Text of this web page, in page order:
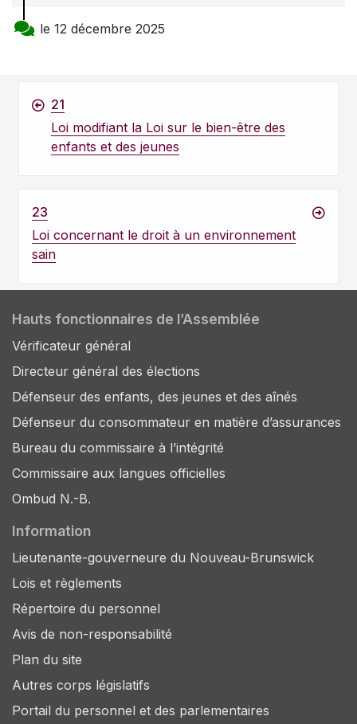
le 12 décembre 2025
21
Loi modifiant la Loi sur le bien-être des
enfants et des jeunes
23
Loi concernant le droit à un environnement
sain
Hauts fonctionnaires de l’Assemblée
Vérificateur général
Directeur général des élections
Défenseur des enfants, des jeunes et des aînés
Défenseur du consommateur en matière d’assurances
Bureau du commissaire à l’intégrité
Commissaire aux langues officielles
Ombud N.-B.
Information
Lieutenante-gouverneure du Nouveau-Brunswick
Lois et règlements
Répertoire du personnel
Avis de non-responsabilité
Plan du site
Autres corps législatifs
Portail du personnel et des parlementaires